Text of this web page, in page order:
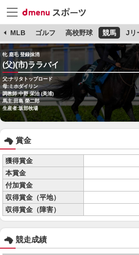
MLB ゴルフ 高校野球 競馬 Jリ
牝 鹿毛 登録抹消
(父)(市)ララバイ
父:ナリタトップロード
母:ミホダイリン
調教師:中野 栄治 (美浦)
馬主:田島 榮二郎
生産者:坂部牧場
賞金
獲得賞金
本賞金
付加賞金
収得賞金（平地）
収得賞金（障害）
競走成績